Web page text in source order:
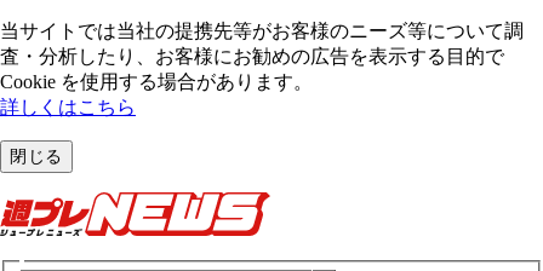
当サイトでは当社の提携先等がお客様のニーズ等について調
査・分析したり、お客様にお勧めの広告を表⽰する⽬的で
Cookie を使⽤する場合があります。
詳しくはこちら
閉じる